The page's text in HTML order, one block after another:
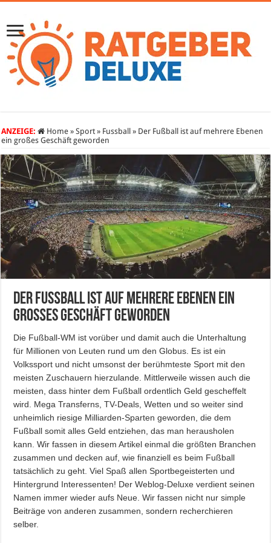
ANZEIGE: Home » Sport » Fussball » Der Fußball ist auf mehrere Ebenen
ein großes Geschäft geworden
Der Fußball ist auf mehrere Ebenen ein
großes Geschäft geworden
Die Fußball-WM ist vorüber und damit auch die Unterhaltung
für Millionen von Leuten rund um den Globus. Es ist ein
Volkssport und nicht umsonst der berühmteste Sport mit den
meisten Zuschauern hierzulande. Mittlerweile wissen auch die
meisten, dass hinter dem Fußball ordentlich Geld gescheffelt
wird. Mega Transferns, TV-Deals, Wetten und so weiter sind
unheimlich riesige Milliarden-Sparten geworden, die dem
Fußball somit alles Geld entziehen, das man herausholen
kann. Wir fassen in diesem Artikel einmal die größten Branchen
zusammen und decken auf, wie finanziell es beim Fußball
tatsächlich zu geht. Viel Spaß allen Sportbegeisterten und
Hintergrund Interessenten! Der Weblog-Deluxe verdient seinen
Namen immer wieder aufs Neue. Wir fassen nicht nur simple
Beiträge von anderen zusammen, sondern recherchieren
selber.